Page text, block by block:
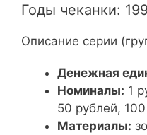
Годы чеканки:
Описание серии
Денежная
Номиналы: 1
50 рублей,
Материалы: